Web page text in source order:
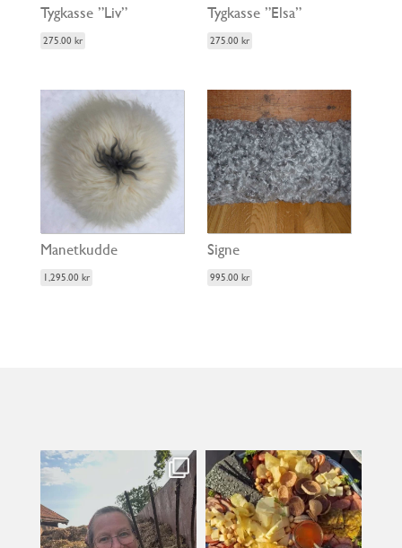
Tygkasse ”Liv”
275.00 kr
Tygkasse ”Elsa”
275.00kr
Manetkudde
1,295.00 kr
Signe
995.00kr
kullanslycka
kullanslycka
Jul 29